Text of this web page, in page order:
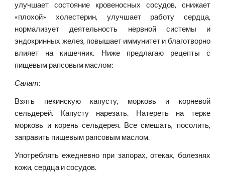
улучшает состояние кровеносных сосудов, снижает
«плохой» холестерин, улучшает работу сердца,
нормализует деятельность нервной системы и
эндокринных желез, повышает иммунитет и благотворно
влияет на кишечник. Ниже предлагаю рецепты с
пищевым рапсовым маслом:
Салат:
Взять пекинскую капусту, морковь и корневой
сельдерей. Капусту нарезать. Натереть на терке
морковь и корень сельдерея. Все смешать, посолить,
заправить пищевым рапсовым маслом.
Употреблять ежедневно при запорах, отеках, болезнях
кожи, сердца и сосудов.